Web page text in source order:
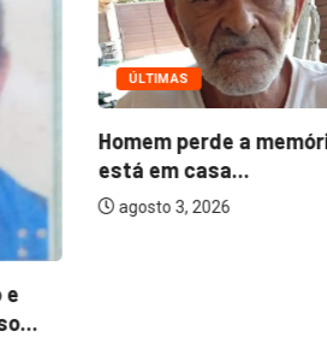
e
ÚLTIMAS
Homem perde a
está em casa...
agosto 3, 2026